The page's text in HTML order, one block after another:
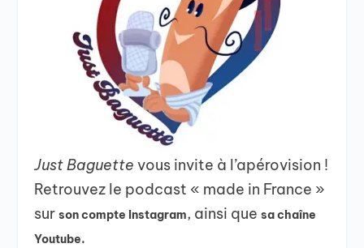
Just Baguettevous invite à l’apérovision !
Retrouvez le podcast « made in France »
surson compte Instagram, ainsi quesa chaîne
Youtube.